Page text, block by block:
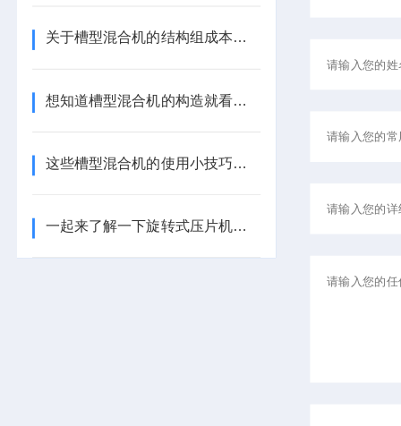
关于槽型混合机的结构组成本篇告诉你
想知道槽型混合机的构造就看看这些吧
这些槽型混合机的使用小技巧要记好
一起来了解一下旋转式压片机的机构造组成